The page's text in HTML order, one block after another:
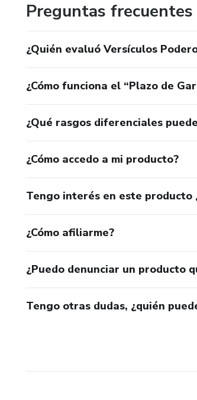
Preguntas frecuentes
¿Quién evaluó Versículos
¿Cómo funciona el “Plazo de
¿Qué rasgos diferenciales
¿Cómo accedo a mi producto?
Tengo interés en este producto
¿Cómo afiliarme?
¿Puedo denunciar un producto
Tengo otras dudas, ¿quién